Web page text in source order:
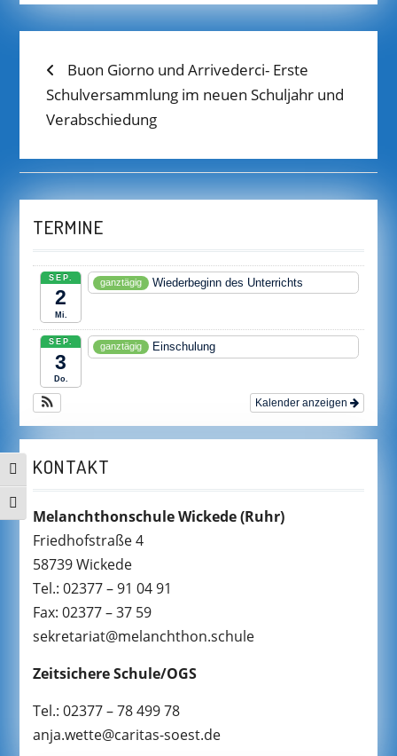
UMSCHALTEN AUF HOHE KONTRASTE
SCHRIFT VERGRÖSSERN
BEITRAGS-
NAVIGATION
Previous
post:
Buon Giorno und Arrivederci- Erste
Schulversammlung im neuen Schuljahr und
Verabschiedung
TERMINE
SEP.
2
Mi.
ganztägig Wiederbeginn des Unterrichts
SEP.
3
Do.
ganztägig Einschulung
Kalender anzeigen
KONTAKT
Melanchthonschule Wickede(Ruhr)
Friedhofstraße 4
58739 Wickede
Tel.: 02377 – 91 04 91
Fax: 02377 – 37 59
sekretariat@melanchthon.schule
Zeitsichere Schule/OGS
Tel.: 02377 – 78 499 78
anja.wette@caritas-soest.de